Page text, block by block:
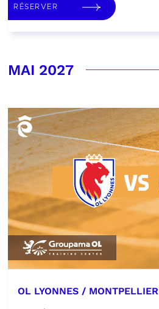
RÉSERVER
MAI 2027
OL LYONNES / MONTPELLIER